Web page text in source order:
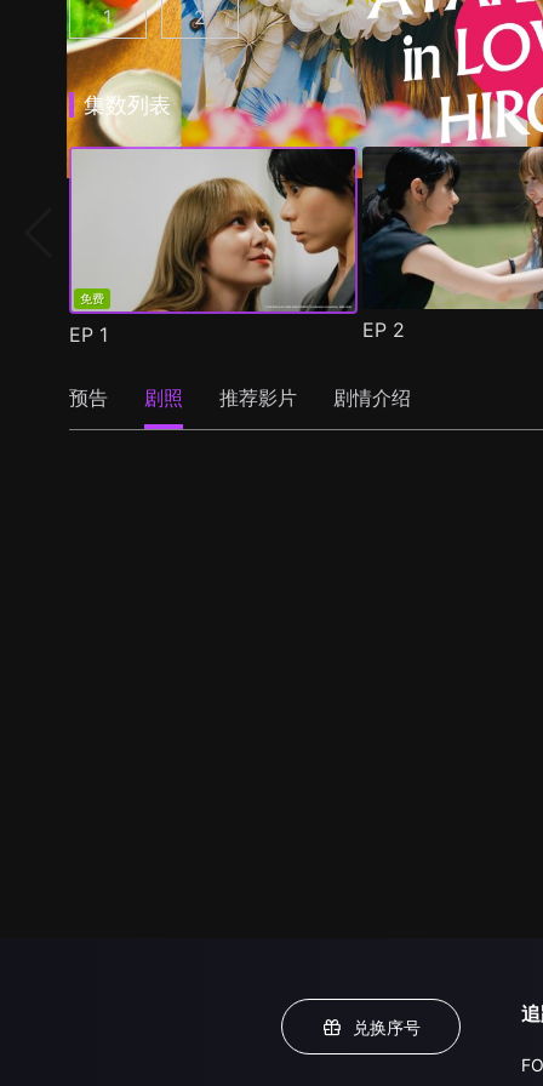
彩香最爱弘子前辈 第1集()
1 彩香最爱弘子前辈 第2季 第1集(
2
集数列表
免费
EP 1 EP 2
预告 剧照 推荐影片 剧情介绍
兑换序号